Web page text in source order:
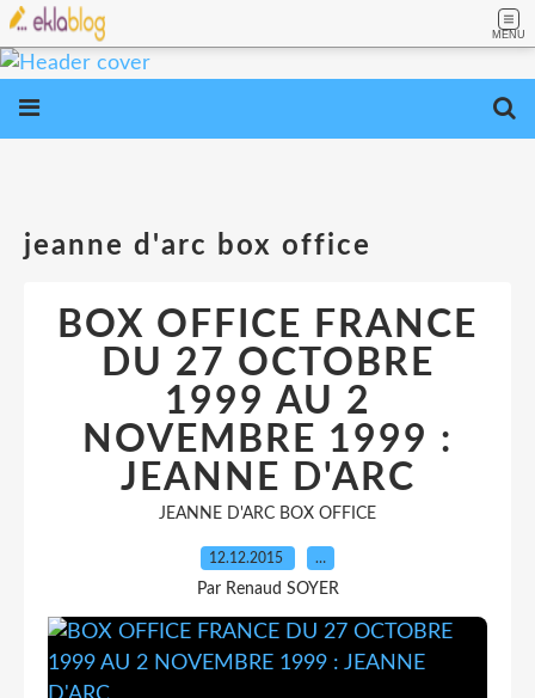
MENU
jeanne d'arc box office
BOX OFFICE FRANCE
DU 27 OCTOBRE
1999 AU 2
NOVEMBRE 1999 :
JEANNE D'ARC
JEANNE D'ARC BOX OFFICE
12.12.2015 …
Par Renaud SOYER